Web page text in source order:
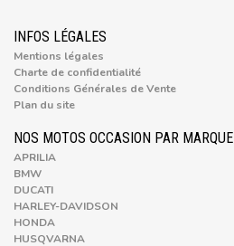
INFOS LÉGALES
Mentions légales
Charte de confidentialité
Conditions Générales de Vente
Plan du site
NOS MOTOS OCCASION PAR MARQUE
APRILIA
BMW
DUCATI
HARLEY-DAVIDSON
HONDA
HUSQVARNA